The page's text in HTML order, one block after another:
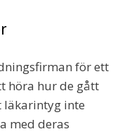
för ett
höra hur de gått
läkarintyg inte
med deras